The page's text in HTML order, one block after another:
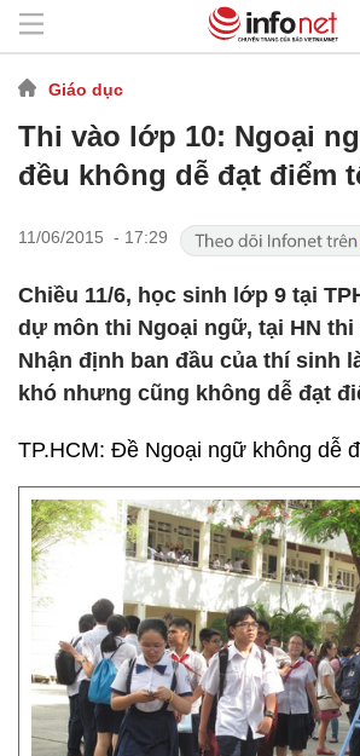
Giáo dục
Thi vào lớp 10: Ngoại
đều không dễ đạt điểm
11/06/2015 - 17:29
Chiều 11/6, học sinh lớp 9 tại
dự môn thi Ngoại ngữ, tại HN thi
Nhận định ban đầu của thí sinh
khó nhưng cũng không dễ đạt
TP.HCM: Đề Ngoại ngữ không dễ